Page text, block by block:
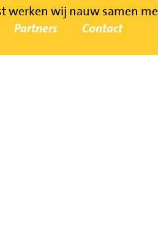
Partners Contact
wij nauw samen